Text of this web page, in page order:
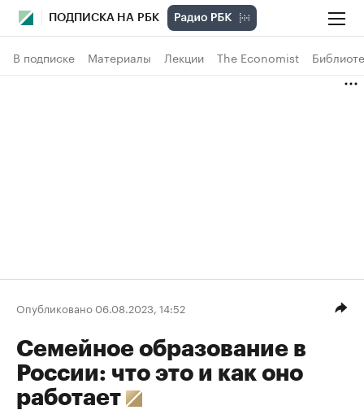
ПОДПИСКА НА РБК
В подписке Материалы Лекции The Economist
Опубликовано 06.08.2023, 14:52
Семейное образование в
России: что это и как оно
работает